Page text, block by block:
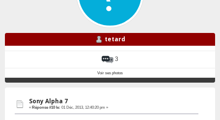
tetard
3
Voir ses photos
Sony Alpha 7
« Réponse #10 le: 01 Déc, 2013, 12:40:20 pm »